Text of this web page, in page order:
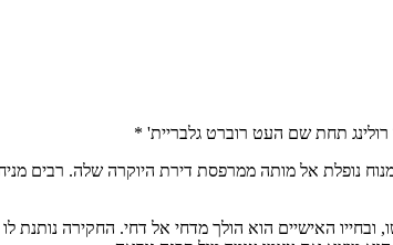
תחת שם העט רוברט גלבריית' *
מנוח נופלת אל מותה ממרפסת דירת היוקרה שלה.
ובחייו האישיים הוא הולך מדחי אל דחי. החקירה